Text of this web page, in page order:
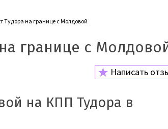
Тудора на границе с Молдовой
границе с
Написать
на КПП Тудора в